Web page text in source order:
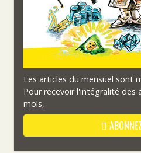
Les articles du mensuel sont
Pour recevoir l'intégralité des
mois,